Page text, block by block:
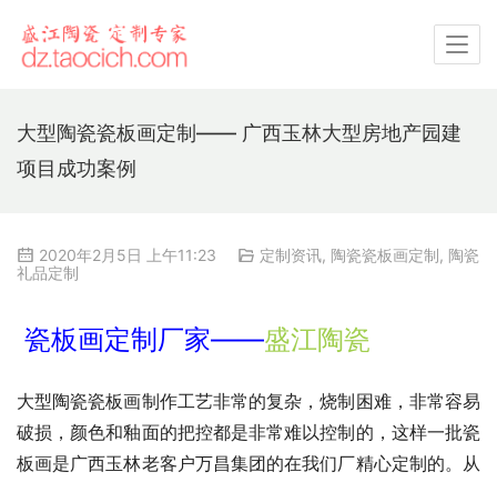
大型陶瓷瓷板画定制—— 广西玉林大型房地产园建
项目成功案例
2020年2月5日 上午11:23 定制资讯, 陶瓷瓷板画定制, 陶瓷
礼品定制
瓷板画定制厂家——盛江陶瓷
大型陶瓷瓷板画制作工艺非常的复杂，烧制困难，非常容易
破损，颜色和釉面的把控都是非常难以控制的，这样一批瓷
板画是广西玉林老客户万昌集团的在我们厂精心定制的。从